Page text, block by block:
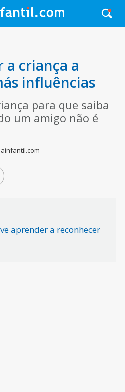
a criança a
influências
para que saiba
um amigo não é
aprender a reconhecer